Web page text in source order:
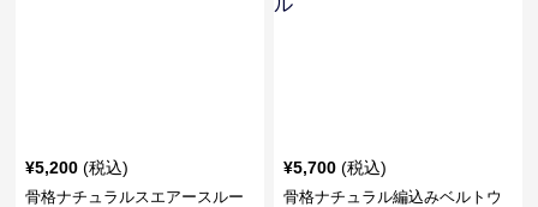
¥5,200 (税込)
骨格ナチュラルスエアースルー
¥5,700 (税込)
骨格ナチュラル編込みベルトウ